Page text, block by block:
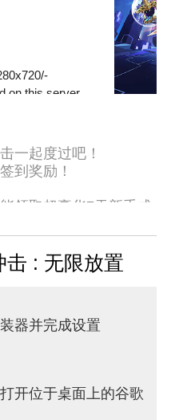
一起度过吧！
到奖励！
领取超豪华7天新手成
！
敌人！
作战斗！
物，通关上千个关卡
击 : 无限放置
器并完成设置
开位于桌面上的谷歌